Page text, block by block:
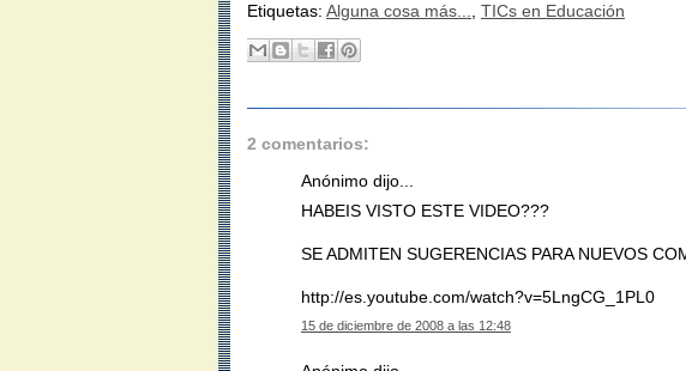
Etiquetas: Alguna cosa más..., TICs en Educación
2 comentarios:
Anónimo dijo...
HABEIS VISTO ESTE VIDEO???
SE ADMITEN SUGERENCIAS PARA NUEVOS
http://es.youtube.com/watch?v=5LngCG_1PL0
15 de diciembre de 2008 a las 12:48